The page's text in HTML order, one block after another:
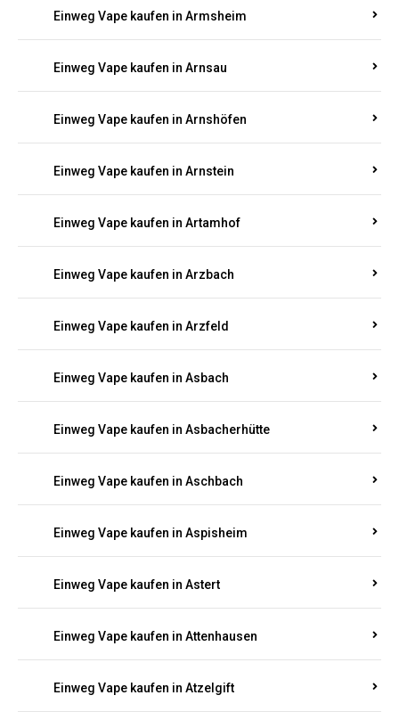
Einweg Vape kaufen in Armsheim
Einweg Vape kaufen in Arnsau
Einweg Vape kaufen in Arnshöfen
Einweg Vape kaufen in Arnstein
Einweg Vape kaufen in Artamhof
Einweg Vape kaufen in Arzbach
Einweg Vape kaufen in Arzfeld
Einweg Vape kaufen in Asbach
Einweg Vape kaufen in Asbacherhütte
Einweg Vape kaufen in Aschbach
Einweg Vape kaufen in Aspisheim
Einweg Vape kaufen in Astert
Einweg Vape kaufen in Attenhausen
Einweg Vape kaufen in Atzelgift